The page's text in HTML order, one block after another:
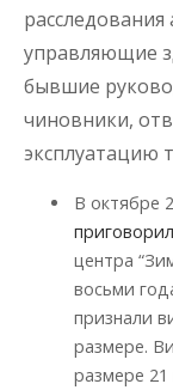
управляющие
бывшие
чиновники,
эксплуатацию
В октябре
приговорил
центра
восьми
признали
размере.
размере